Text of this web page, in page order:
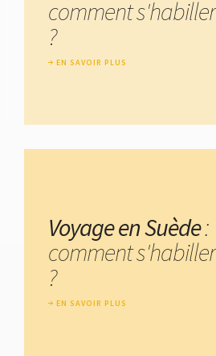
comment s'habiller
?
EN SAVOIR PLUS
Voyage en Suède:
comment s'habiller
?
EN SAVOIR PLUS